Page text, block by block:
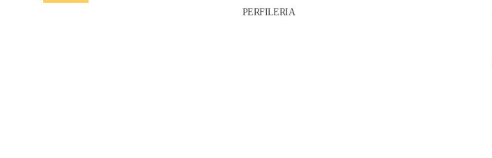
PERFILERIA